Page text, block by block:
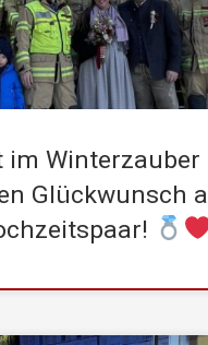
Gute für ihren gemeinsamen
im Winterzauber
Glückwunsch